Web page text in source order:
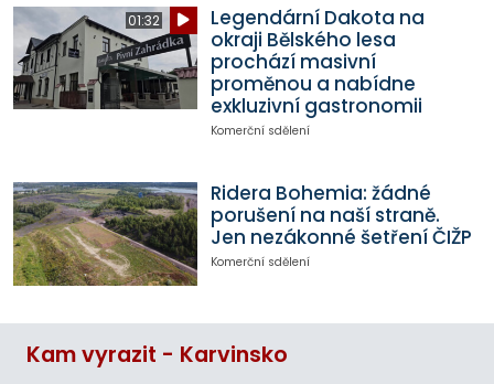
01:32
Legendární Dakota na
okraji Bělského lesa
prochází masivní
proměnou a nabídne
exkluzivní gastronomii
Komerční sdělení
Ridera Bohemia: žádné
porušení na naší straně.
Jen nezákonné šetření ČIŽP
Komerční sdělení
Kam vyrazit - Karvinsko